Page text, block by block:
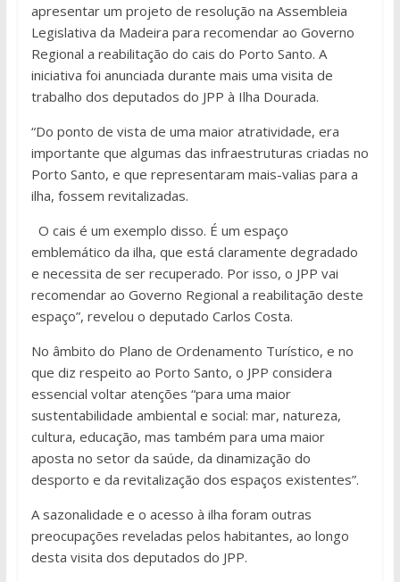
apresentar um projeto de resolução na Assembleia
Legislativa da Madeira para recomendar ao Governo
Regional a reabilitação do cais do Porto Santo. A
iniciativa foi anunciada durante mais uma visita de
trabalho dos deputados do JPP à Ilha Dourada.
“Do ponto de vista de uma maior atratividade, era
importante que algumas das infraestruturas criadas no
Porto Santo, e que representaram mais-valias para a
ilha, fossem revitalizadas.
O cais é um exemplo disso. É um espaço
emblemático da ilha, que está claramente degradado
e necessita de ser recuperado. Por isso, o JPP vai
recomendar ao Governo Regional a reabilitação deste
espaço”, revelou o deputado Carlos Costa.
No âmbito do Plano de Ordenamento Turístico, e no
que diz respeito ao Porto Santo, o JPP considera
essencial voltar atenções “para uma maior
sustentabilidade ambiental e social: mar, natureza,
cultura, educação, mas também para uma maior
aposta no setor da saúde, da dinamização do
desporto e da revitalização dos espaços existentes”.
A sazonalidade e o acesso à ilha foram outras
preocupações reveladas pelos habitantes, ao longo
desta visita dos deputados do JPP.